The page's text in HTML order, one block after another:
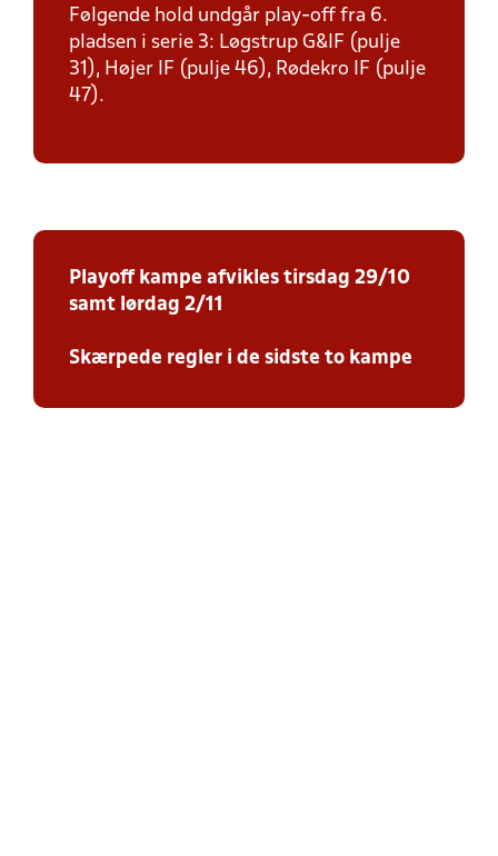
Følgende hold undgår play-off fra 6.
pladsen i serie 3: Løgstrup G&IF (pulje
31), Højer IF (pulje 46), Rødekro IF (pulje
47).
Playoff kampe afvikles tirsdag 29/10
samt lørdag 2/11
Skærpede regler i de sidste to kampe